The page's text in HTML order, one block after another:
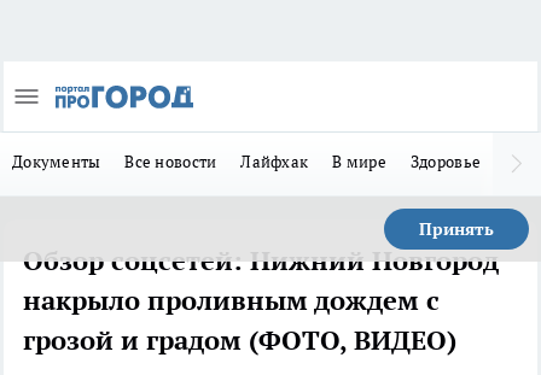
Документы Все новости Лайфхак В мире Здоровье
Принять
Обзор соцсетей: Нижний Новгород
накрыло проливным дождем с
грозой и градом (ФОТО, ВИДЕО)